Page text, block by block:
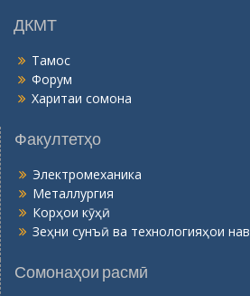
ДКМТ
Тамос
Форум
Харитаи сомона
Факултетҳо
Электромеханика
Металлургия
Корҳои кӯҳӣ
Зеҳни сунъӣ ва технологияҳои нав
Сомонаҳои расмӣ